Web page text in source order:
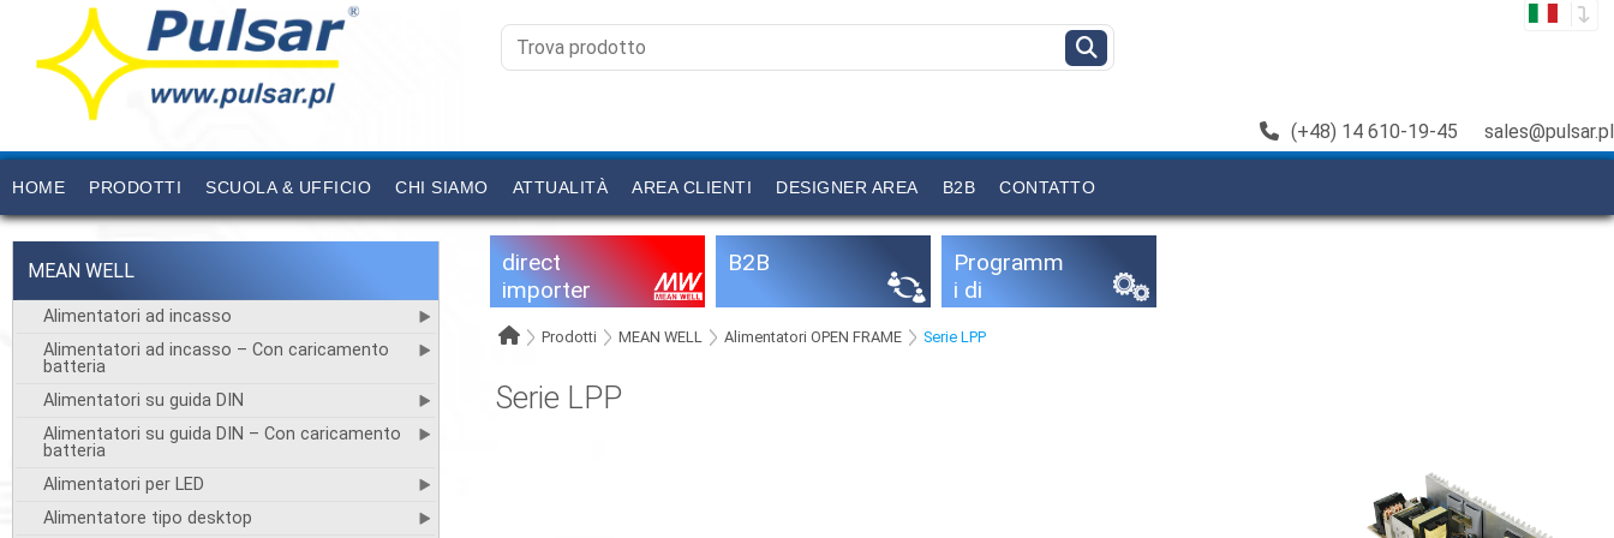
(+48) 14 610-19-45 sales@pulsar.pl
HOME PRODOTTI SCUOLA & UFFICIO CHI SIAMO ATTUALITÀ AREA CLIENTI DESIGNER AREA B2B CONTATTO
MEAN WELL
Alimentatori ad incasso
Alimentatori ad incasso – Con caricamento
batteria
Alimentatori su guida DIN
Alimentatori su guida DIN – Con caricamento
batteria
Alimentatori per LED
Alimentatore tipo desktop
direct
importer
B2B
Programm
i di
one
Prodotti MEAN WELL Alimentatori OPEN FRAME Serie LPP
Serie LPP